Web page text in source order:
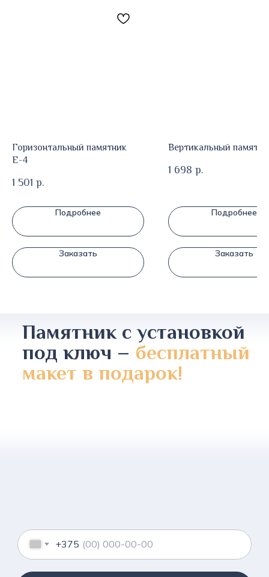
Горизонтальный памятник
Е-4
1 501 р.
Подробнее
Заказать
Вертикальный
1 698 р.
Подробнее
Заказать
Памятник с установкой
под ключ – бесплатный
макет в подарок!
+375